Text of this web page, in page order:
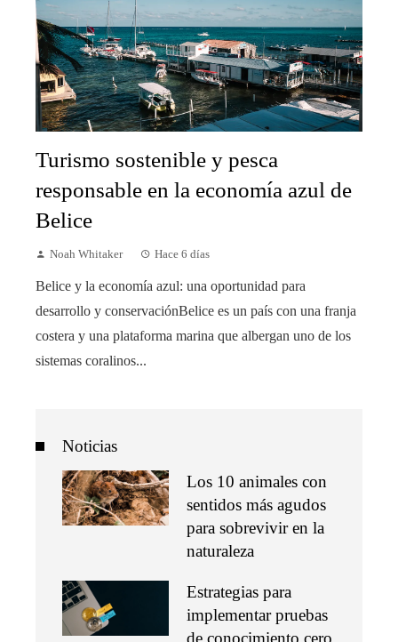
Turismo sostenible y pesca
responsable en la economía azul de
Belice
Noah Whitaker Hace 6 días
Belice y la economía azul: una oportunidad para
desarrollo y conservaciónBelice es un país con una franja
costera y una plataforma marina que albergan uno de los
sistemas coralinos...
Noticias
Los 10 animales con
sentidos más agudos
para sobrevivir en la
naturaleza
Estrategias para
implementar pruebas
de conocimiento cero